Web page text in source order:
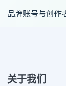
品牌账号与创作
关于我们